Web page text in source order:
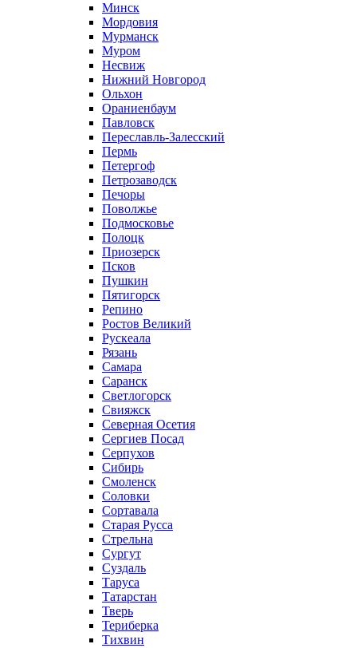
Минск
Мордовия
Мурманск
Муром
Несвиж
Нижний Новгород
Ольхон
Ораниенбаум
Павловск
Переславль-Залесский
Пермь
Петергоф
Петрозаводск
Печоры
Поволжье
Подмосковье
Полоцк
Приозерск
Псков
Пушкин
Пятигорск
Репино
Ростов Великий
Рускеала
Рязань
Самара
Саранск
Светлогорск
Свияжск
Северная Осетия
Сергиев Посад
Серпухов
Сибирь
Смоленск
Соловки
Сортавала
Старая Русса
Стрельна
Сургут
Суздаль
Таруса
Татарстан
Тверь
Териберка
Тихвин